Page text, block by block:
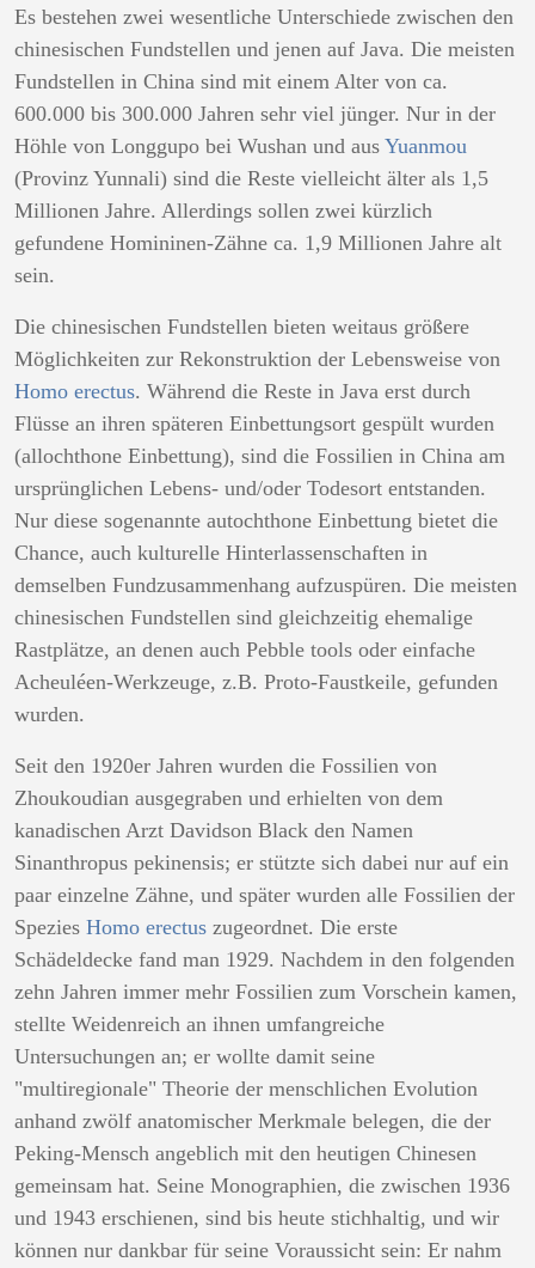
Es bestehen zwei wesentliche Unterschiede zwischen den
chinesischen Fundstellen und jenen auf Java. Die meisten
Fundstellen in China sind mit einem Alter von ca.
600.000 bis 300.000 Jahren sehr viel jünger. Nur in der
Höhle von Longgupo bei Wushan und aus Yuanmou
(Provinz Yunnali) sind die Reste vielleicht älter als 1,5
Millionen Jahre. Allerdings sollen zwei kürzlich
gefundene Homininen-Zähne ca. 1,9 Millionen Jahre alt
sein.
Die chinesischen Fundstellen bieten weitaus größere
Möglichkeiten zur Rekonstruktion der Lebensweise von
Homo erectus. Während die Reste in Java erst durch
Flüsse an ihren späteren Einbettungsort gespült wurden
(allochthone Einbettung), sind die Fossilien in China am
ursprünglichen Lebens- und/oder Todesort entstanden.
Nur diese sogenannte autochthone Einbettung bietet die
Chance, auch kulturelle Hinterlassenschaften in
demselben Fundzusammenhang aufzuspüren. Die meisten
chinesischen Fundstellen sind gleichzeitig ehemalige
Rastplätze, an denen auch Pebble tools oder einfache
Acheuléen-Werkzeuge, z.B. Proto-Faustkeile, gefunden
wurden.
Seit den 1920er Jahren wurden die Fossilien von
Zhoukoudian ausgegraben und erhielten von dem
kanadischen Arzt Davidson Black den Namen
Sinanthropus pekinensis; er stützte sich dabei nur auf ein
paar einzelne Zähne, und später wurden alle Fossilien der
Spezies Homo erectus zugeordnet. Die erste
Schädeldecke fand man 1929. Nachdem in den folgenden
zehn Jahren immer mehr Fossilien zum Vorschein kamen,
stellte Weidenreich an ihnen umfangreiche
Untersuchungen an; er wollte damit seine
"multiregionale" Theorie der menschlichen Evolution
anhand zwölf anatomischer Merkmale belegen, die der
Peking-Mensch angeblich mit den heutigen Chinesen
gemeinsam hat. Seine Monographien, die zwischen 1936
und 1943 erschienen, sind bis heute stichhaltig, und wir
können nur dankbar für seine Voraussicht sein: Er nahm